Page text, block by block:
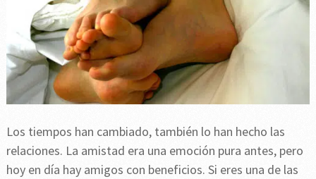
Los tiempos han cambiado, también lo han hecho las
relaciones. La amistad era una emoción pura antes, pero
hoy en día hay amigos con beneficios. Si eres una de las